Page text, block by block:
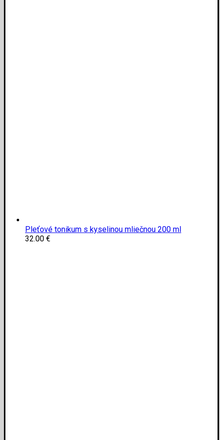
Pleťové tonikum s kyselinou mliečnou 200 ml
32.00 €